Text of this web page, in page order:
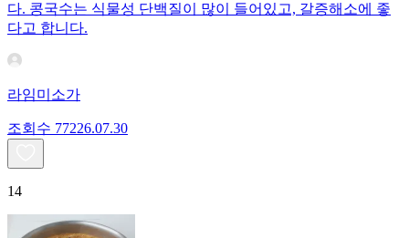
다. 콩국수는 식물성 단백질이 많이 들어있고, 갈증해소에 좋
다고 합니다.
라임미소가
조회수 77226.07.30
14